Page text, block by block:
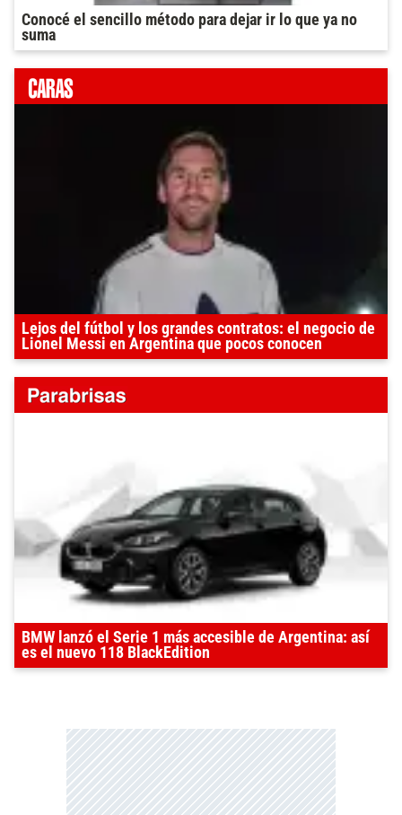
Conocé el sencillo método para dejar ir lo que ya no
suma
Lejos del fútbol y los grandes contratos: el negocio de
Lionel Messi en Argentina que pocos conocen
BMW lanzó el Serie 1 más accesible de Argentina: así
es el nuevo 118 BlackEdition